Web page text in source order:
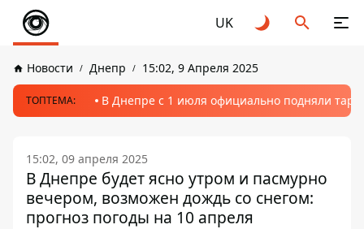
UK
Новости Днепр 15:02, 9 Апреля 2025
ТОПТЕМА: В Днепре с 1 июля официально подняли
15:02, 09 апреля 2025
В Днепре будет ясно утром и пасмурно
вечером, возможен дождь со снегом:
прогноз погоды на 10 апреля